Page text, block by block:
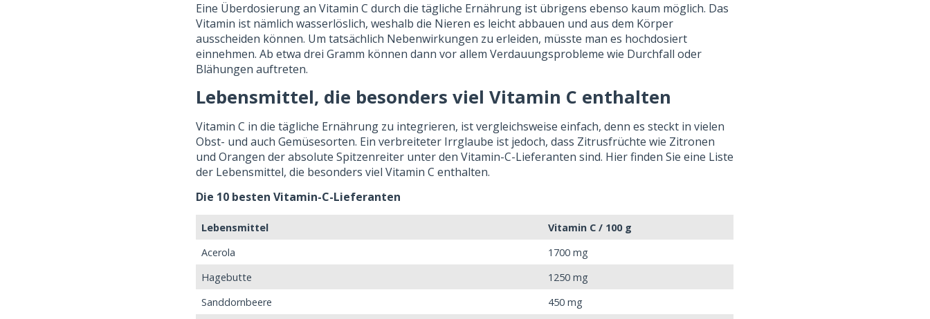
Eine Überdosierung an Vitamin C durch die tägliche Ernährung ist übrigens ebenso kaum möglich. Das
Vitamin ist nämlich wasserlöslich, weshalb die Nieren es leicht abbauen und aus dem Körper
ausscheiden können. Um tatsächlich Nebenwirkungen zu erleiden, müsste man es hochdosiert
einnehmen. Ab etwa drei Gramm können dann vor allem Verdauungsprobleme wie Durchfall oder
Blähungen auftreten.
Lebensmittel, die besonders viel Vitamin C enthalten
Vitamin C in die tägliche Ernährung zu integrieren, ist vergleichsweise einfach, denn es steckt in vielen
Obst- und auch Gemüsesorten. Ein verbreiteter Irrglaube ist jedoch, dass Zitrusfrüchte wie Zitronen
und Orangen der absolute Spitzenreiter unter den Vitamin-C-Lieferanten sind. Hier finden Sie eine Liste
der Lebensmittel, die besonders viel Vitamin C enthalten.
Die 10 besten Vitamin-C-Lieferanten
Lebensmittel
Vitamin C / 100 g
Acerola
1700 mg
Hagebutte
1250 mg
Sanddornbeere
450 mg